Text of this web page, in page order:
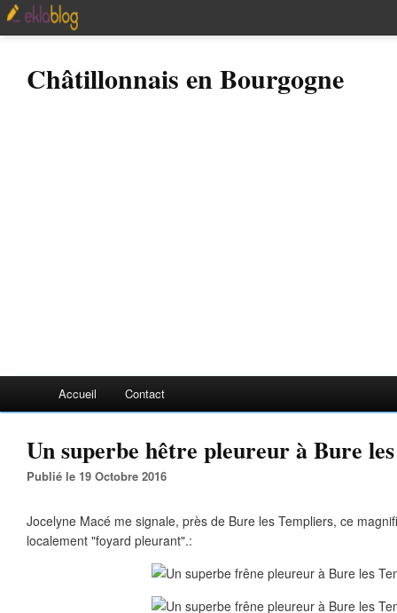
Châtillonnais en Bourgogne
Accueil Contact
Un superbe hêtre pleureur à Bure
Publié le 19 Octobre 2016
Jocelyne Macé me signale, près de Bure les Templiers, ce
localement "foyard pleurant".: